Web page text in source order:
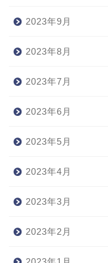
2023年9月
2023年8月
2023年7月
2023年6月
2023年5月
2023年4月
2023年3月
2023年2月